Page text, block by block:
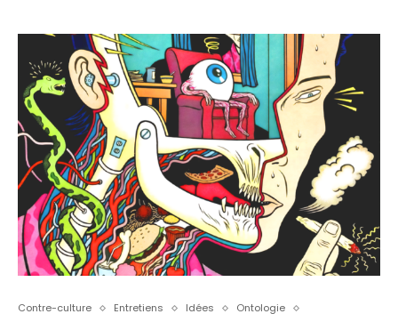
Contre-culture Entretiens Idées Ontologie